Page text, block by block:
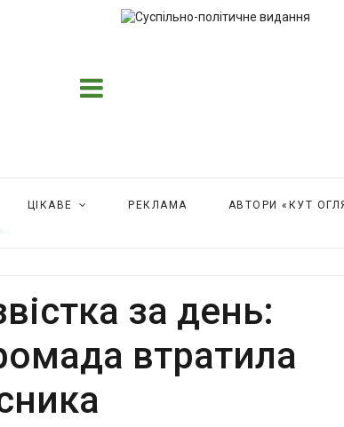
ЦІКАВЕ РЕКЛАМА АВТОРИ «КУТ
за день:
втратила